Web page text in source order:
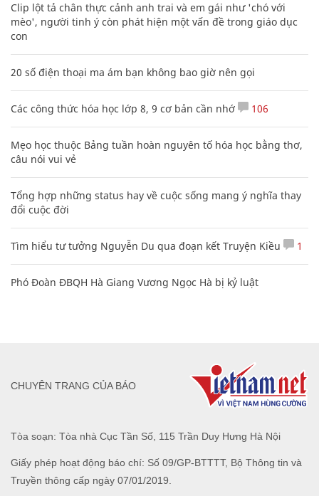
Clip lột tả chân thực cảnh anh trai và em gái như 'chó với
mèo', người tinh ý còn phát hiện một vấn đề trong giáo dục
con
20 số điện thoại ma ám bạn không bao giờ nên gọi
Các công thức hóa học lớp 8, 9 cơ bản cần nhớ 106
Mẹo học thuộc Bảng tuần hoàn nguyên tố hóa học bằng thơ,
câu nói vui vẻ
Tổng hợp những status hay về cuộc sống mang ý nghĩa thay
đổi cuộc đời
Tìm hiểu tư tưởng Nguyễn Du qua đoạn kết Truyện Kiều 1
Phó Đoàn ĐBQH Hà Giang Vương Ngọc Hà bị kỷ luật
Tòa soạn: Tòa nhà Cục Tần Số, 115 Trần Duy Hưng Hà Nội
Giấy phép hoạt động báo chí: Số 09/GP-BTTTT, Bộ Thông tin và
Truyền thông cấp ngày 07/01/2019.
CHUYÊN TRANG CỦA BÁO